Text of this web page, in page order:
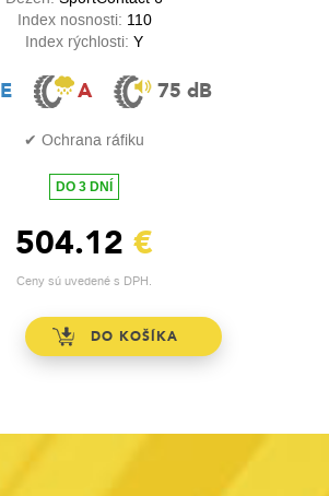
Index nosnosti: 110
Index rýchlosti: Y
E A 75 dB
✔ Ochrana ráfiku
DO 3 DNÍ
504.12 €
Ceny sú uvedené s DPH.